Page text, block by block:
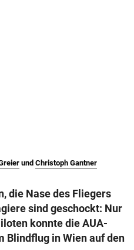
und Christoph Gantner
die Nase des Fliegers
sind geschockt: Nur
konnte die AUA-
Blindflug in Wien auf den